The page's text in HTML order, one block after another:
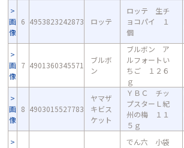
画
像
6 4953823242873 ロッテ
ロッテ 生チ
ョコパイ １
個
画
像
7 4901360345571
ブルボ
ン
ブルボン ア
ルフォートい
ちご １２６
ｇ
画
像
8 4903015527783
ヤマザ
キビス
ケット
ＹＢＣ チッ
プスターＬ紀
州の梅 １１
５ｇ
でん六 小袋